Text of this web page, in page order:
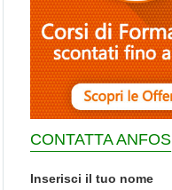
CONTATTA ANFOS
Inserisci il tuo nome